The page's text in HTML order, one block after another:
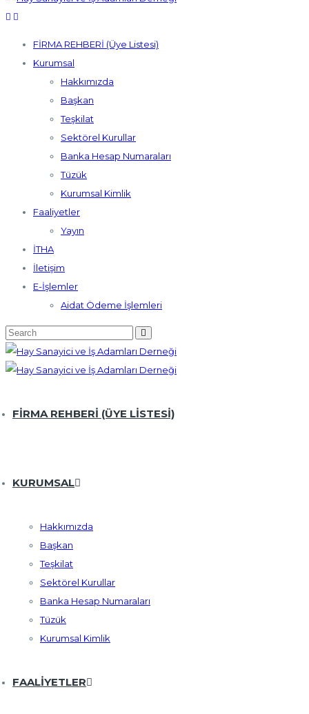
FİRMA REHBERİ (Üye Listesi)
Kurumsal
Hakkımızda
Başkan
Teşkilat
Sektörel Kurullar
Banka Hesap Numaraları
Tüzük
Kurumsal Kimlik
Faaliyetler
Yayın
İTHA
İletişim
E-İşlemler
Aidat Ödeme İşlemleri
FİRMA REHBERİ (ÜYE LISTESI)
KURUMSAL
Hakkımızda
Başkan
Teşkilat
Sektörel Kurullar
Banka Hesap Numaraları
Tüzük
Kurumsal Kimlik
FAALIYETLER